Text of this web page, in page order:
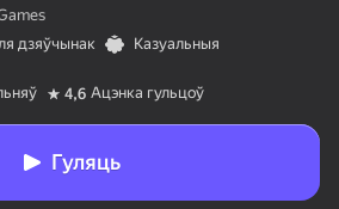
дзяўчынак
Казуальныя
4,6 Ацэнка гульцоў
Гуляць